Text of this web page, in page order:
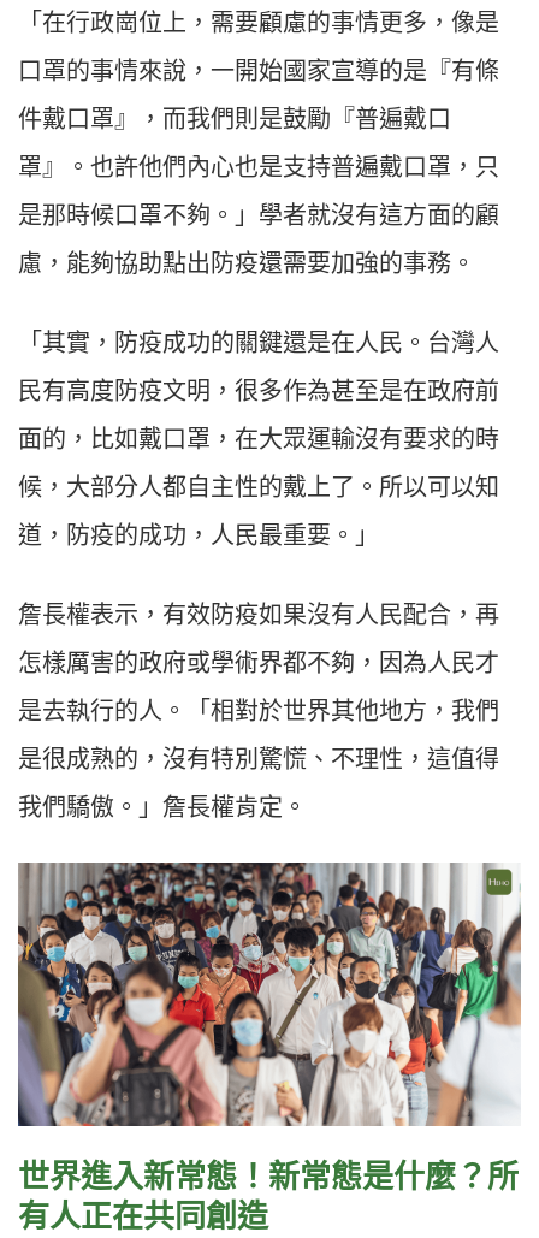
「在行政崗位上，需要顧慮的事情更多，像是
口罩的事情來說，一開始國家宣導的是『有條
件戴口罩』，而我們則是鼓勵『普遍戴口
罩』。也許他們內心也是支持普遍戴口罩，只
是那時候口罩不夠。」學者就沒有這方面的顧
慮，能夠協助點出防疫還需要加強的事務。
「其實，防疫成功的關鍵還是在人民。台灣人
民有高度防疫文明，很多作為甚至是在政府前
面的，比如戴口罩，在大眾運輸沒有要求的時
候，大部分人都自主性的戴上了。所以可以知
道，防疫的成功，人民最重要。」
詹長權表示，有效防疫如果沒有人民配合，再
怎樣厲害的政府或學術界都不夠，因為人民才
是去執行的人。「相對於世界其他地方，我們
是很成熟的，沒有特別驚慌、不理性，這值得
我們驕傲。」詹長權肯定。
世界進入新常態！新常態是什麼？所
有人正在共同創造